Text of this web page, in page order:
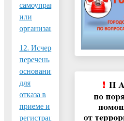
самоуправления
или
организаций
12. Исчерпывающий
перечень
оснований
для
отказа в
приеме и
регистрации